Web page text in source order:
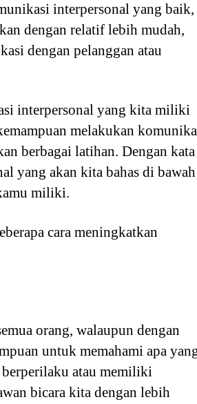
interpersonal yang baik,
dengan relatif lebih mudah,
dengan pelanggan atau
interpersonal yang kita miliki
melakukan
berbagai latihan. Dengan kata
yang akan kita bahas di bawah
miliki.
cara meningkatkan
orang, walaupun dengan
untuk memahami apa
atau memiliki
bicara kita dengan lebih